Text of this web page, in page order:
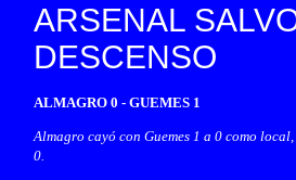
ARSENAL
DESCENSO
ALMAGRO 0 - GUEMES 1
Almagro cayó con Guemes 1 a 0 como
0.